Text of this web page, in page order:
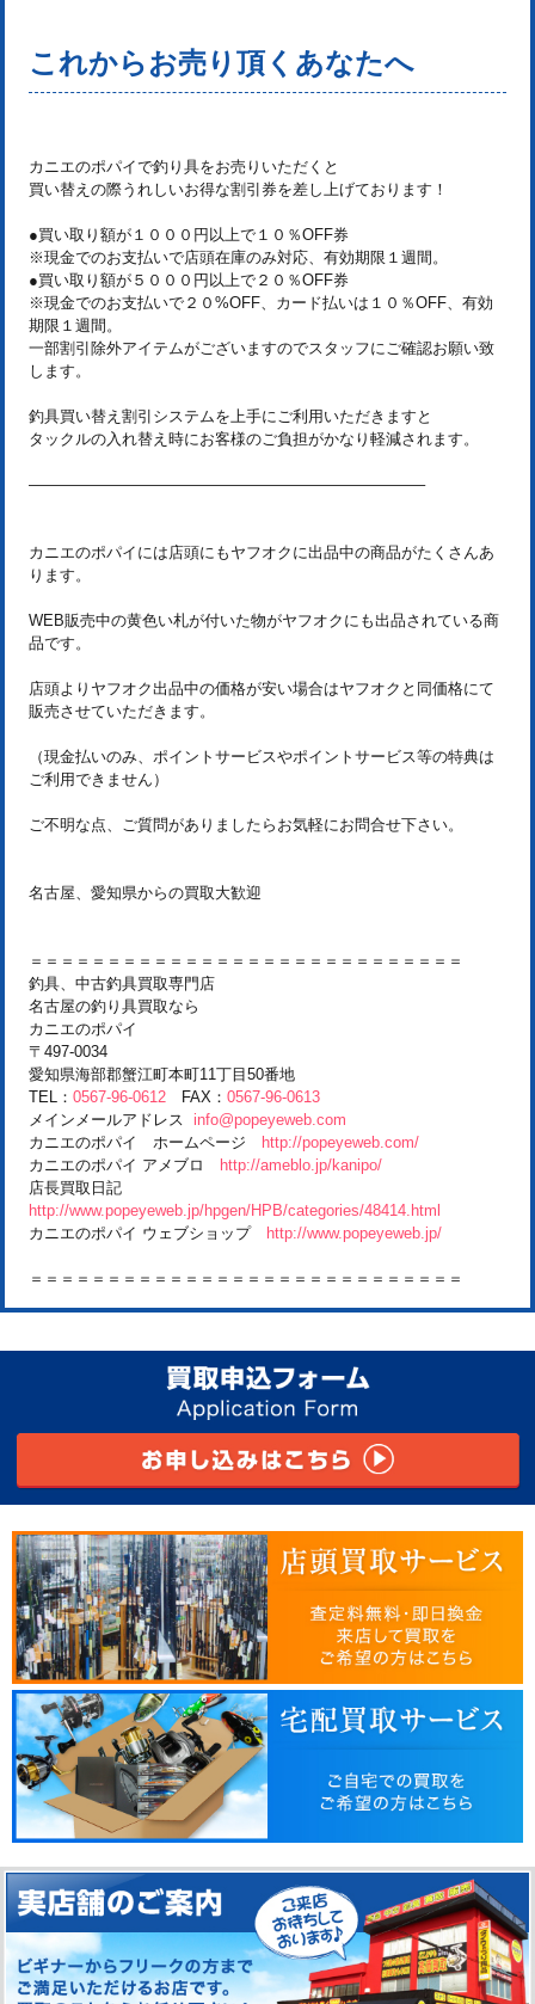
これからお売り頂くあなたへ
カニエのポパイで釣り具をお売りいただくと
買い替えの際うれしいお得な割引券を差し上げております！
●買い取り額が１０００円以上で１０％OFF券
※現金でのお支払いで店頭在庫のみ対応、有効期限１週間。
●買い取り額が５０００円以上で２０％OFF券
※現金でのお支払いで２０%OFF、カード払いは１０％OFF、有効
期限１週間。
一部割引除外アイテムがございますのでスタッフにご確認お願い致
します。
釣具買い替え割引システムを上手にご利用いただきますと
タックルの入れ替え時にお客様のご負担がかなり軽減されます。
—————————————————————————–
カニエのポパイには店頭にもヤフオクに出品中の商品がたくさんあ
ります。
WEB販売中の黄色い札が付いた物がヤフオクにも出品されている商
品です。
店頭よりヤフオク出品中の価格が安い場合はヤフオクと同価格にて
販売させていただきます。
（現金払いのみ、ポイントサービスやポイントサービス等の特典は
ご利用できません）
ご不明な点、ご質問がありましたらお気軽にお問合せ下さい。
名古屋、愛知県からの買取大歓迎
＝＝＝＝＝＝＝＝＝＝＝＝＝＝＝＝＝＝＝＝＝＝＝＝＝＝＝＝
釣具、中古釣具買取専門店
名古屋の釣り具買取なら
カニエのポパイ
〒497-0034
愛知県海部郡蟹江町本町11丁目50番地
TEL： 0567-96-0612 FAX： 0567-96-0613
メインメールアドレス
info@popeyeweb.com
カニエのポパイ ホームページ http://popeyeweb.com/
カニエのポパイ アメブロ http://ameblo.jp/kanipo/
店長買取日記
http://www.popeyeweb.jp/hpgen/HPB/categories/48414.html
カニエのポパイ ウェブショップ http://www.popeyeweb.jp/
＝＝＝＝＝＝＝＝＝＝＝＝＝＝＝＝＝＝＝＝＝＝＝＝＝＝＝＝